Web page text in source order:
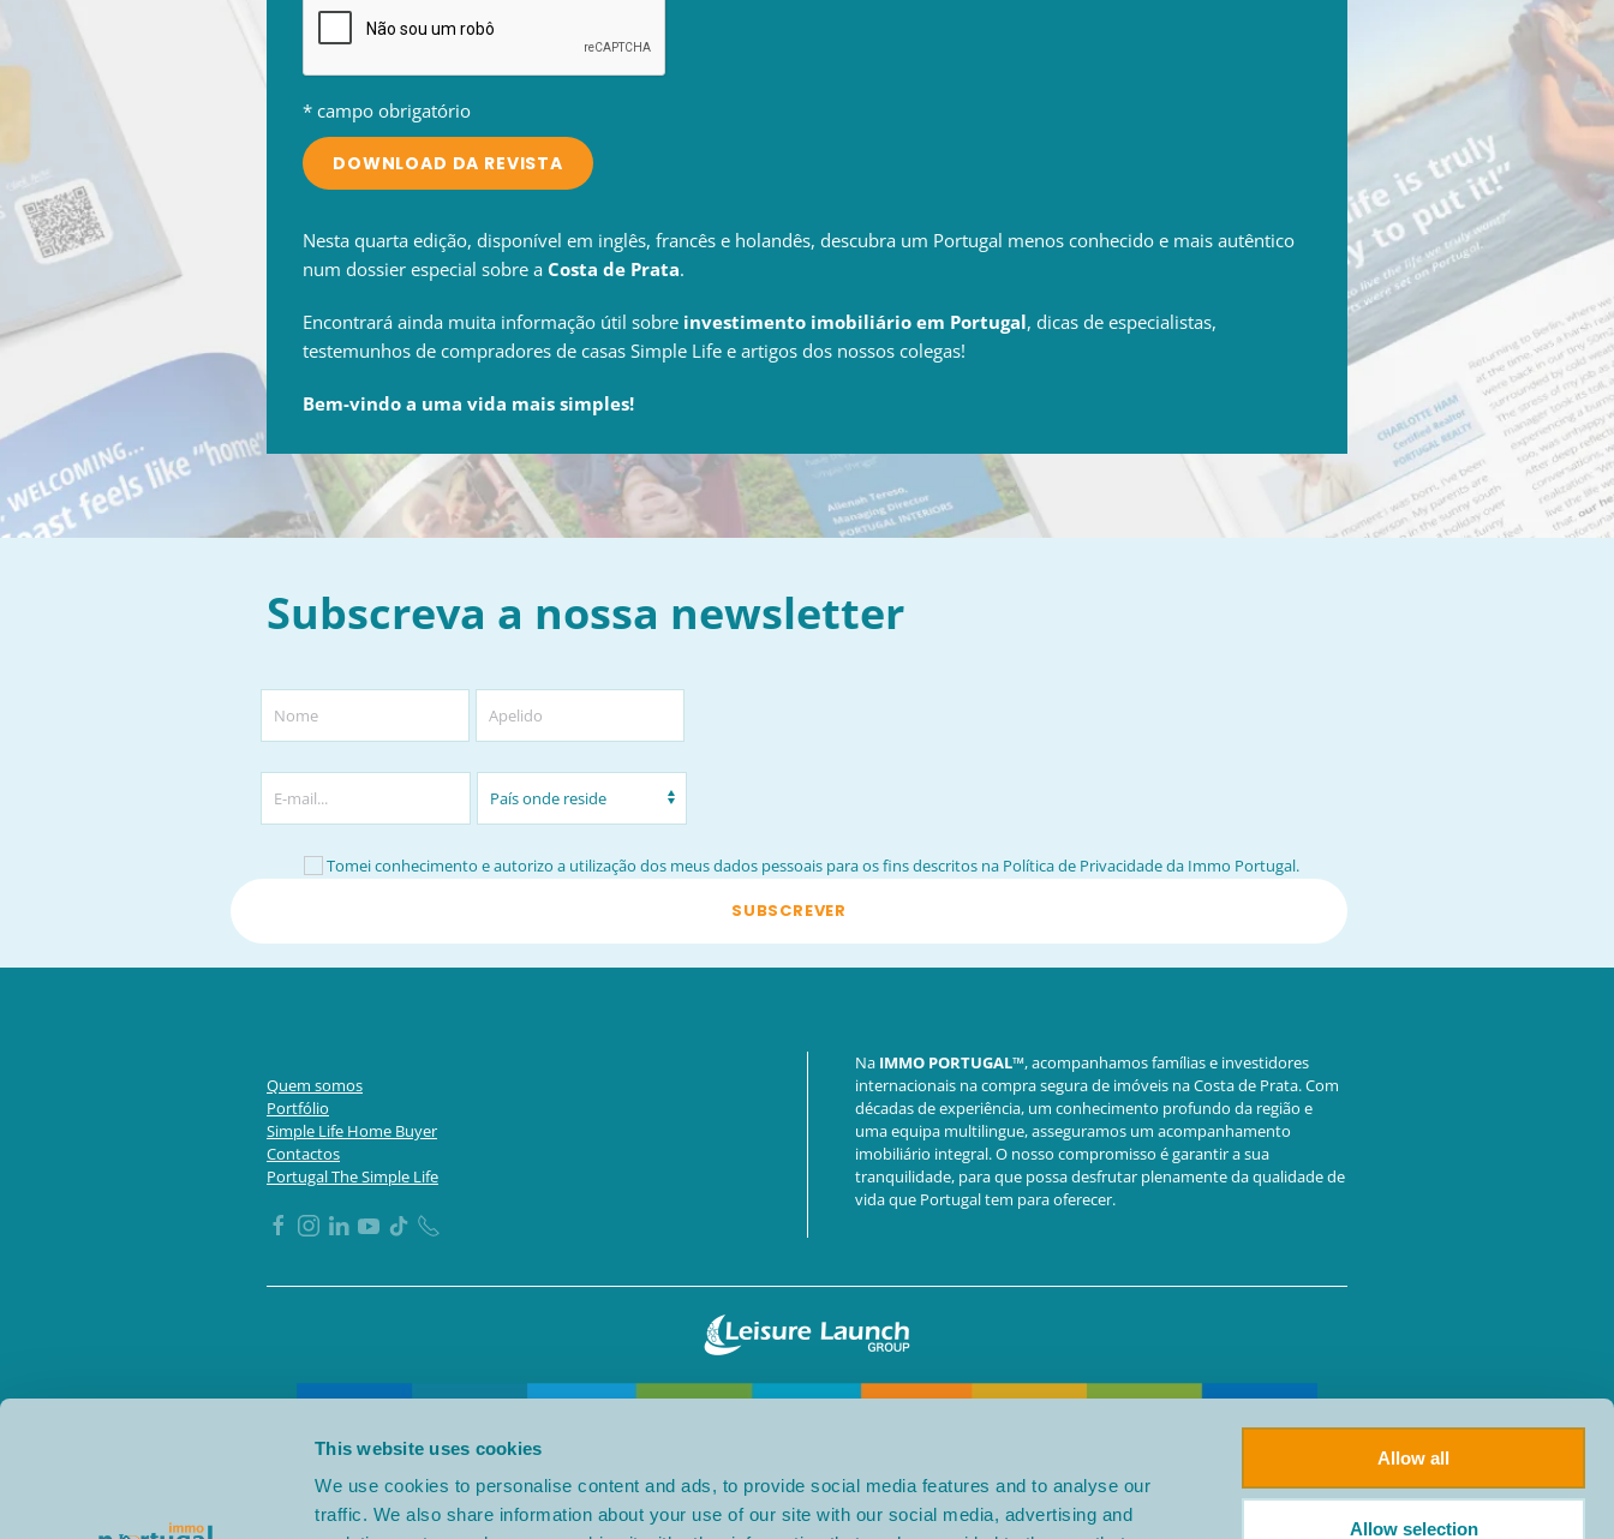
This website uses cookies
We use cookies to personalise content and ads, to provide social media features and to analyse our
traffic. We also share information about your use of our site with our social media, advertising and
Allow all
Allow selection
* campo obrigatório
DOWNLOAD DA REVISTA
Nesta quarta edição, disponível em inglês, francês e holandês, descubra um Portugal menos conhecido e mais autêntico
num dossier especial sobre a Costa de Prata.
Encontrará ainda muita informação útil sobre investimento imobiliário em Portugal, dicas de especialistas,
testemunhos de compradores de casas Simple Life e artigos dos nossos colegas!
Bem-vindo a uma vida mais simples!
Subscreva a nossa newsletter
Tomei conhecimento e autorizo a utilização dos meus dados pessoais para os fins descritos na Política de Privacidade da Immo Portugal.
SUBSCREVER
Quem somos
Portfólio
Simple Life Home Buyer
Contactos
Portugal The Simple Life
Na IMMO PORTUGAL™, acompanhamos famílias e investidores
internacionais na compra segura de imóveis na Costa de Prata. Com
décadas de experiência, um conhecimento profundo da região e
uma equipa multilingue, asseguramos um acompanhamento
imobiliário integral. O nosso compromisso é garantir a sua
tranquilidade, para que possa desfrutar plenamente da qualidade de
vida que Portugal tem para oferecer.